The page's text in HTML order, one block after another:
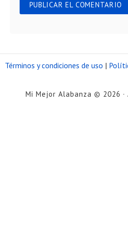
Términos y condiciones de uso |
Mi Mejor Alabanza © 2026